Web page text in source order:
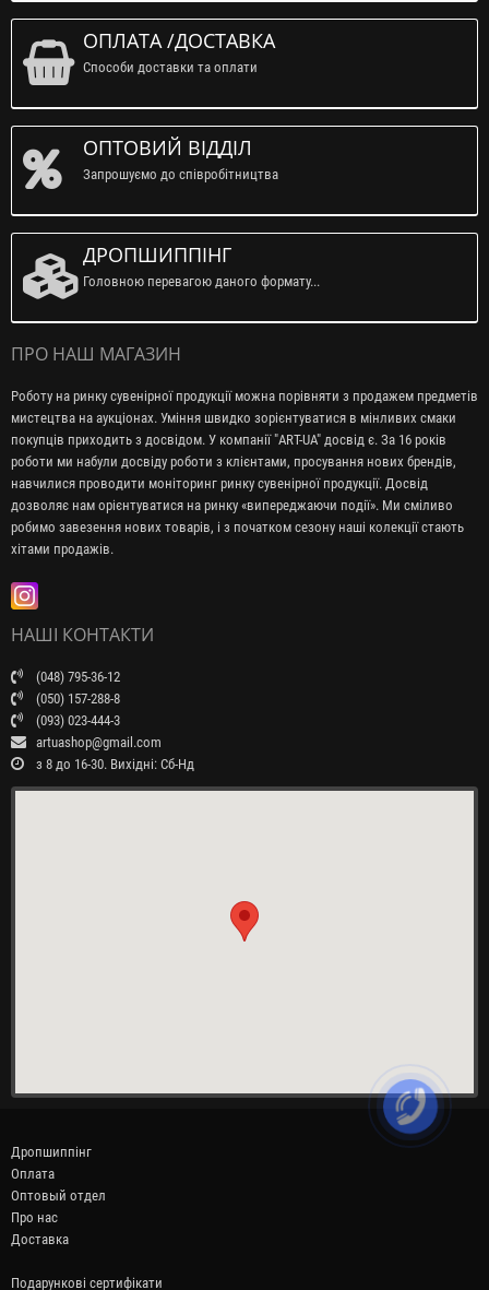
ОПЛАТА /ДОСТАВКА
Способи доставки та оплати
ОПТОВИЙ ВІДДІЛ
Запрошуємо до співробітництва
ДРОПШИППІНГ
Головною перевагою даного формату...
ПРО НАШ МАГАЗИН
Роботу на ринку сувенірної продукції можна порівняти з продажем предметів
мистецтва на аукціонах. Уміння швидко зорієнтуватися в мінливих смаки
покупців приходить з досвідом. У компанії "ART-UA" досвід є. За 16 років
роботи ми набули досвіду роботи з клієнтами, просування нових брендів,
навчилися проводити моніторинг ринку сувенірної продукції. Досвід
дозволяє нам орієнтуватися на ринку «випереджаючи події». Ми сміливо
робимо завезення нових товарів, і з початком сезону наші колекції стають
хітами продажів.
НАШІ КОНТАКТИ
(048) 795-36-12
(050) 157-288-8
(093) 023-444-3
artuashop@gmail.com
з 8 до 16-30. Вихідні: Сб-Нд
Дропшиппінг
Оплата
Оптовый отдел
Про нас
Доставка
Подарункові сертифікати